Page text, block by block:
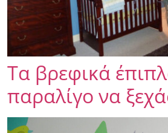
Τα βρεφικά
παραλίγο να